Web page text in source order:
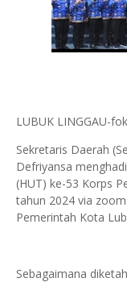
LUBUK LINGGAU-
Sekretaris Daerah
Defriyansa
(HUT) ke-53 Korps
tahun 2024 via
Pemerintah Kota
Sebagaimana